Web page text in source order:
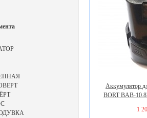
Аккумулятор
BORT BAB-
1